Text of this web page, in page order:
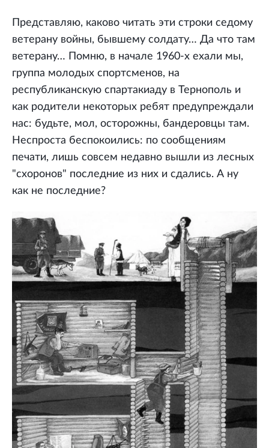
Представляю, каково читать эти строки седому
ветерану войны, бывшему солдату… Да что там
ветерану… Помню, в начале 1960-х ехали мы,
группа молодых спортсменов, на
республиканскую спартакиаду в Тернополь и
как родители некоторых ребят предупреждали
нас: будьте, мол, осторожны, бандеровцы там.
Неспроста беспокоились: по сообщениям
печати, лишь совсем недавно вышли из лесных
"схоронов" последние из них и сдались. А ну
как не последние?